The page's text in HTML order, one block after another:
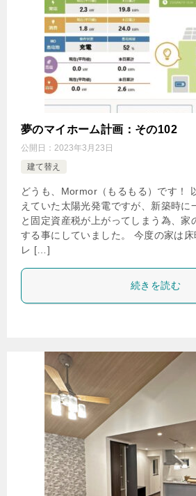
夢のマイホーム計画：その102
公開日： 2023年3月23日
建て替え
どうも、Mormor（もるもる）です！
えていた太陽光発電ですが、新築時に
と固定資産税が上がってしまう為、家
する事にしていました。 今度の家は
レ […]
続きを読む